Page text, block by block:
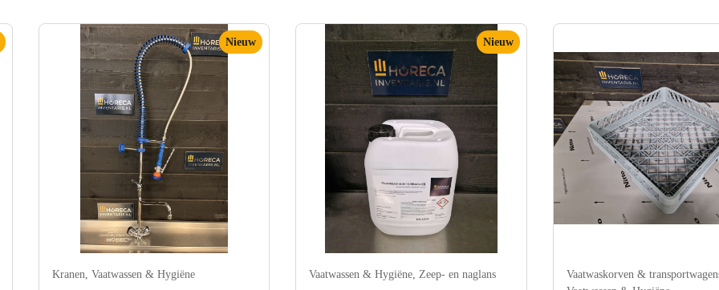
& Hygiëne
Nieuw
Vaatwassen & Hygiëne Zeep- en naglans
Nieuw
Vaatwaskorven & transportwagens,